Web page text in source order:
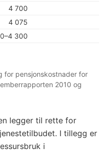
4 700
4 075
300
for pensjonskostnader for
2010 og
legger til rette for
I tillegg er
i